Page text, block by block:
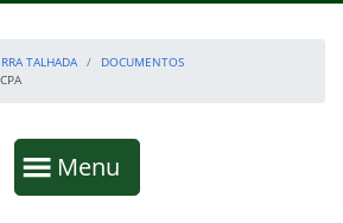
TALHADA
DOCUMENTOS
Mostrar
Menu